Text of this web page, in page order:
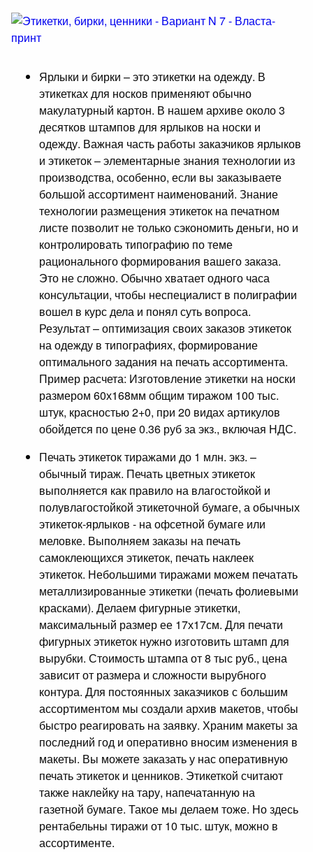
Ярлыки и бирки – это этикетки на одежду. В
этикетках для носков применяют обычно
макулатурный картон. В нашем архиве около 3
десятков штампов для ярлыков на носки и
одежду. Важная часть работы заказчиков ярлыков
и этикеток – элементарные знания технологии из
производства, особенно, если вы заказываете
большой ассортимент наименований. Знание
технологии размещения этикеток на печатном
листе позволит не только сэкономить деньги, но и
контролировать типографию по теме
рационального формирования вашего заказа.
Это не сложно. Обычно хватает одного часа
консультации, чтобы неспециалист в полиграфии
вошел в курс дела и понял суть вопроса.
Результат – оптимизация своих заказов этикеток
на одежду в типографиях, формирование
оптимального задания на печать ассортимента.
Пример расчета: Изготовление этикетки на носки
размером 60х168мм общим тиражом 100 тыс.
штук, красностью 2+0, при 20 видах артикулов
обойдется по цене 0.36 руб за экз., включая НДС.
Печать этикеток тиражами до 1 млн. экз. –
обычный тираж. Печать цветных этикеток
выполняется как правило на влагостойкой и
полувлагостойкой этикеточной бумаге, а обычных
этикеток-ярлыков - на офсетной бумаге или
меловке. Выполняем заказы на печать
самоклеющихся этикеток, печать наклеек
этикеток. Небольшими тиражами можем печатать
металлизированные этикетки (печать фолиевыми
красками). Делаем фигурные этикетки,
максимальный размер ее 17х17см. Для печати
фигурных этикеток нужно изготовить штамп для
вырубки. Стоимость штампа от 8 тыс руб., цена
зависит от размера и сложности вырубного
контура. Для постоянных заказчиков с большим
ассортиментом мы создали архив макетов, чтобы
быстро реагировать на заявку. Храним макеты за
последний год и оперативно вносим изменения в
макеты. Вы можете заказать у нас оперативную
печать этикеток и ценников. Этикеткой считают
также наклейку на тару, напечатанную на
газетной бумаге. Такое мы делаем тоже. Но здесь
рентабельны тиражи от 10 тыс. штук, можно в
ассортименте.